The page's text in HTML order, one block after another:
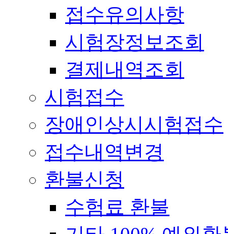
접수유의사항
시험장정보조회
결제내역조회
시험접수
장애인상시시험접수
접수내역변경
환불신청
수험료 환불